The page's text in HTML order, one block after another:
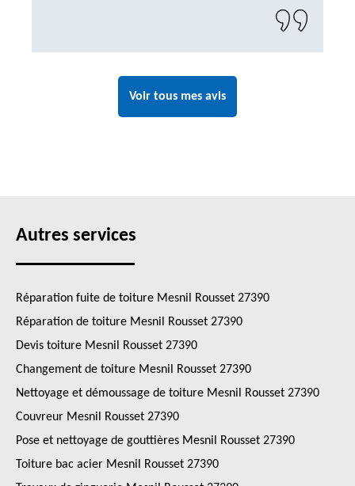
Voir tous mes avis
Autres services
Réparation fuite de toiture Mesnil Rousset 27390
Réparation de toiture Mesnil Rousset 27390
Devis toiture Mesnil Rousset 27390
Changement de toiture Mesnil Rousset 27390
Nettoyage et démoussage de toiture Mesnil Rousset 27390
Couvreur Mesnil Rousset 27390
Pose et nettoyage de gouttières Mesnil Rousset 27390
Toiture bac acier Mesnil Rousset 27390